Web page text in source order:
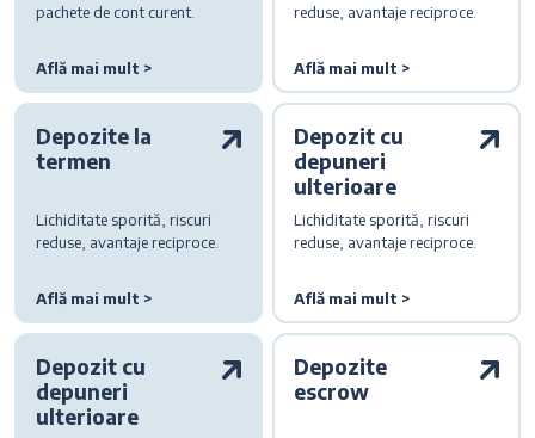
pachete de cont curent.
Află mai mult >
reduse, avantaje reciproce.
Află mai mult >
Depozite la
termen
Lichiditate sporită, riscuri
reduse, avantaje reciproce.
Află mai mult >
Depozit cu
depuneri
ulterioare
Lichiditate sporită, riscuri
reduse, avantaje reciproce.
Află mai mult >
Depozit cu
depuneri
ulterioare
Depozite
escrow